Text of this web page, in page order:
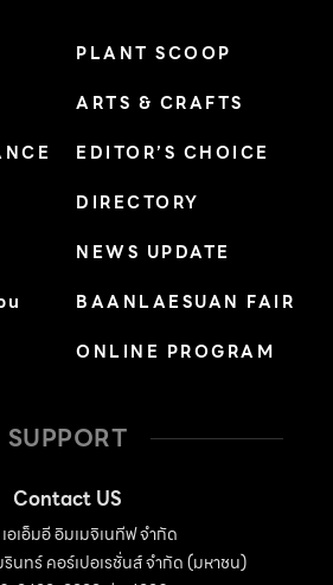
น
PLANT SCOOP
ARTS & CRAFTS
EDITOR’S CHOICE
DIRECTORY
NEWS UPDATE
BAANLAESUAN FAIR
ONLINE PROGRAM
SUPPORT
Contact US
อเอ็มอี อิมเมจิเนทีฟ จำกัด
นทร์ คอร์เปอเรชั่นส์ จำกัด (มหาชน)